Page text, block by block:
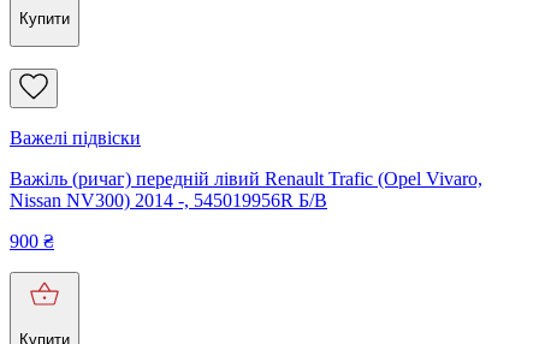
Купити
Важелі підвіски
Важіль (ричаг) передній лівий Renault Trafic (Opel Vivaro,
Nissan NV300) 2014 -, 545019956R Б/В
900 ₴
Купити